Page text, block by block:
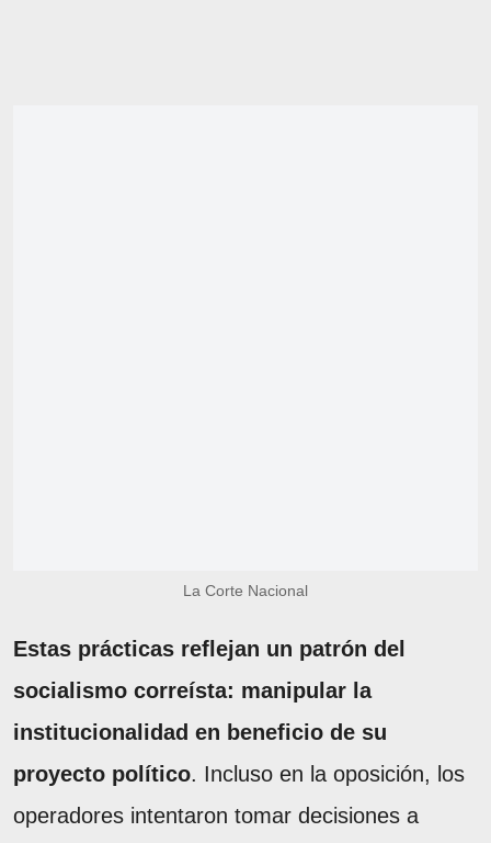
La Corte Nacional
Estas prácticas reflejan un patrón del
socialismo correísta: manipular la
institucionalidad en beneficio de su
proyecto político. Incluso en la oposición, los
operadores intentaron tomar decisiones a